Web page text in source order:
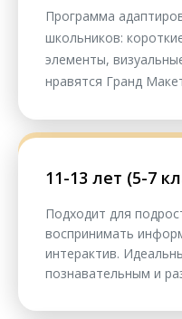
Программа
школьников:
элементы,
нравятся Гранд
11-13 лет (5-7
Подходит для
воспринимать
интерактив.
познавательным и